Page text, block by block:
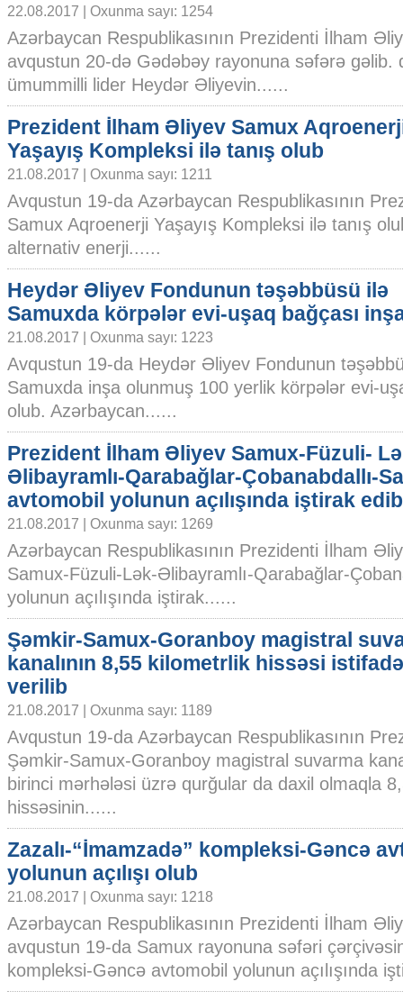
22.08.2017 | Oxunma sayı: 1254
Azərbaycan Respublikasının Prezidenti İlham
avqustun 20-də Gədəbəy rayonuna səfərə gəlib.
ümummilli lider Heydər Əliyevin......
Prezident İlham Əliyev Samux
Yaşayış Kompleksi ilə tanış olub
21.08.2017 | Oxunma sayı: 1211
Avqustun 19-da Azərbaycan Respublikasının
Samux Aqroenerji Yaşayış Kompleksi ilə tanış
alternativ enerji......
Heydər Əliyev Fondunun təşəbbüsü ilə
Samuxda körpələr evi-uşaq bağçası
21.08.2017 | Oxunma sayı: 1223
Avqustun 19-da Heydər Əliyev Fondunun
Samuxda inşa olunmuş 100 yerlik körpələr evi-
olub. Azərbaycan......
Prezident İlham Əliyev Samux-Füzuli-
Əlibayramlı-Qarabağlar-Çobanabdallı-
avtomobil yolunun açılışında iştirak edib
21.08.2017 | Oxunma sayı: 1269
Azərbaycan Respublikasının Prezidenti İlham
Samux-Füzuli-Lək-Əlibayramlı-Qarabağlar-
yolunun açılışında iştirak......
Şəmkir-Samux-Goranboy magistral
kanalının 8,55 kilometrlik hissəsi
verilib
21.08.2017 | Oxunma sayı: 1189
Avqustun 19-da Azərbaycan Respublikasının
Şəmkir-Samux-Goranboy magistral suvarma
birinci mərhələsi üzrə qurğular da daxil olmaqla
hissəsinin......
Zazalı-“İmamzadə” kompleksi-Gəncə
yolunun açılışı olub
21.08.2017 | Oxunma sayı: 1218
Azərbaycan Respublikasının Prezidenti İlham
avqustun 19-da Samux rayonuna səfəri
kompleksi-Gəncə avtomobil yolunun açılışında